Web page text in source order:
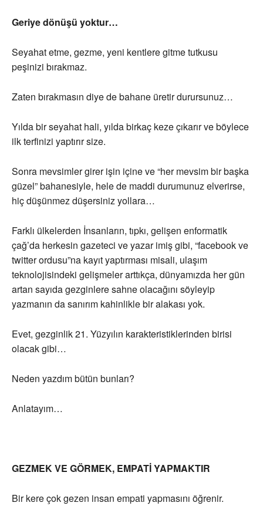
Geriye dönüşü yoktur…
Seyahat etme, gezme, yeni kentlere gitme tutkusu
peşinizi bırakmaz.
Zaten bırakmasın diye de bahane üretir durursunuz…
Yılda bir seyahat hali, yılda birkaç keze çıkarır ve böylece
ilk terfinizi yaptırır size.
Sonra mevsimler girer işin içine ve “her mevsim bir başka
güzel” bahanesiyle, hele de maddi durumunuz elverirse,
hiç düşünmez düşersiniz yollara…
Farklı ülkelerden İnsanların, tıpkı, gelişen enformatik
çağ’da herkesin gazeteci ve yazar imiş gibi, “facebook ve
twitter ordusu”na kayıt yaptırması misali, ulaşım
teknolojisindeki gelişmeler arttıkça, dünyamızda her gün
artan sayıda gezginlere sahne olacağını söyleyip
yazmanın da sanırım kahinlikle bir alakası yok.
Evet, gezginlik 21. Yüzyılın karakteristiklerinden birisi
olacak gibi…
Neden yazdım bütün bunları?
Anlatayım…
GEZMEK VE GÖRMEK, EMPATİ YAPMAKTIR
Bir kere çok gezen insan empati yapmasını öğrenir.